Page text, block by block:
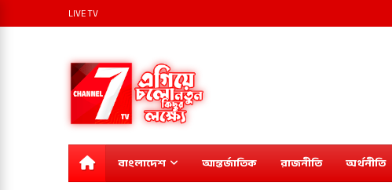
LIVE TV
বাংলাদেশ আন্তর্জাতিক রাজনীতি অর্থনীতি